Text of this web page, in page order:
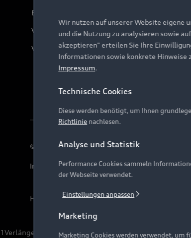
Bordbuch & Bedienungsanleitungen
Verträge kündigen
Vertrag widerrufen
© 2026 AUDI AG. Alle Rechte vorbehalten
Impressum Rechtliches
Hinweis: Die aktuelle Darstellung und
1Verlängerung vorbehalten.
Wir nutzen auf unserer Website eigene
und die Nutzung zu analysieren sowie
akzeptieren" erteilen Sie Ihre
Informationen sowie konkrete Hinweise
Impressum.
Technische Cookies
Diese werden benötigt, um Ihnen
Richtlinie nachlesen.
Analyse und Statistik
Performance Cookies sammeln
der Webseite verwendet.
Einstellungen anpassen
Marketing
Marketing Cookies werden verwendet, um